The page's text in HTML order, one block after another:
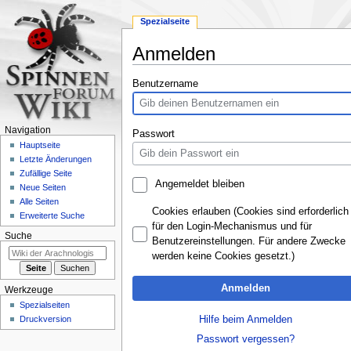
Anmelden
Zur
Navigation
springen
Zur
Suche
springen
Benutzername
Passwort
Angemeldet bleiben
Cookies erlauben (Cookies sind erforderlich
für den Login-Mechanismus und für
Benutzereinstellungen. Für andere Zwecke
werden keine Cookies gesetzt.)
Anmelden
Hilfe beim Anmelden
Passwort vergessen?
Spezialseite
Navigation
Hauptseite
Letzte Änderungen
Zufällige Seite
Neue Seiten
Alle Seiten
Erweiterte Suche
Suche
Werkzeuge
Spezialseiten
Druckversion